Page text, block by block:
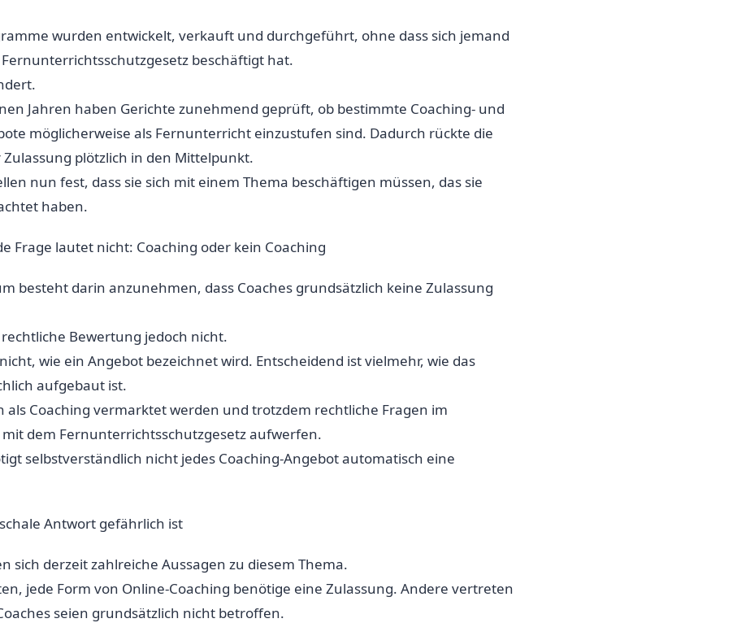
wurden entwickelt, verkauft und durchgeführt, ohne dass sich jemand
beschäftigt hat.
Jahren haben Gerichte zunehmend geprüft, ob bestimmte Coaching- und
möglicherweise als Fernunterricht einzustufen sind. Dadurch rückte die
plötzlich in den Mittelpunkt.
nun fest, dass sie sich mit einem Thema beschäftigen müssen, das sie
haben.
Frage lautet nicht: Coaching oder kein Coaching
besteht darin anzunehmen, dass Coaches grundsätzlich keine Zulassung
Bewertung jedoch nicht.
wie ein Angebot bezeichnet wird. Entscheidend ist vielmehr, wie das
aufgebaut ist.
als Coaching vermarktet werden und trotzdem rechtliche Fragen im
dem Fernunterrichtsschutzgesetz aufwerfen.
selbstverständlich nicht jedes Coaching-Angebot automatisch eine
Antwort gefährlich ist
sich derzeit zahlreiche Aussagen zu diesem Thema.
jede Form von Online-Coaching benötige eine Zulassung. Andere vertreten
seien grundsätzlich nicht betroffen.